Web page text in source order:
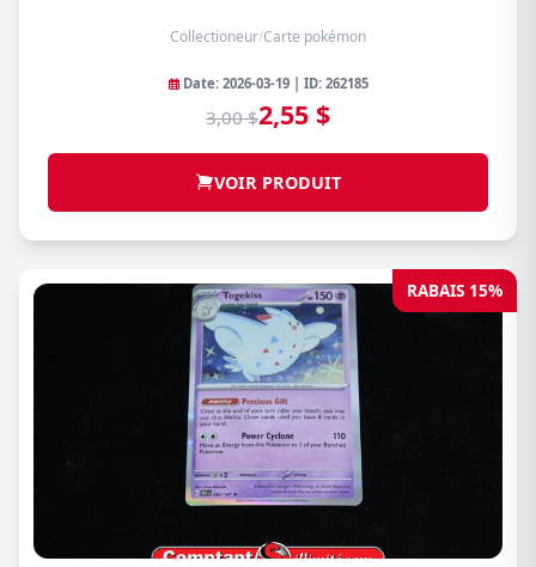
Collectioneur/Carte pokémon
Date: 2026-03-19 | ID: 262185
3,00 $2,55 $
VOIR PRODUIT
RABAIS 15%